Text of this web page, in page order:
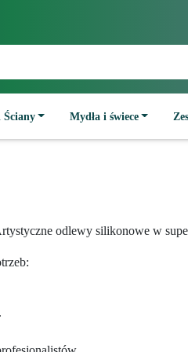
Ściany Mydła i świece
odlewy silikonowe w